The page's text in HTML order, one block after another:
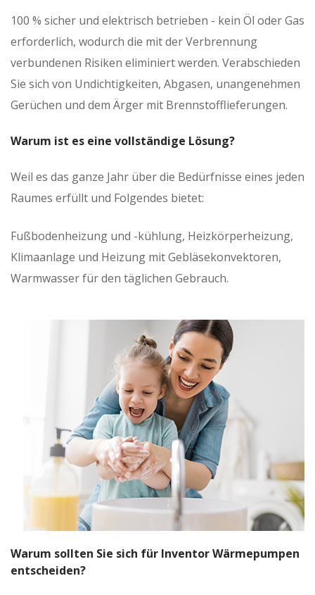
100 % sicher und elektrisch betrieben - kein Öl oder Gas
erforderlich, wodurch die mit der Verbrennung
verbundenen Risiken eliminiert werden. Verabschieden
Sie sich von Undichtigkeiten, Abgasen, unangenehmen
Gerüchen und dem Ärger mit Brennstofflieferungen.
Warum ist es eine vollständige Lösung?
Weil es das ganze Jahr über die Bedürfnisse eines jeden
Raumes erfüllt und Folgendes bietet:
Fußbodenheizung und -kühlung, Heizkörperheizung,
Klimaanlage und Heizung mit Gebläsekonvektoren,
Warmwasser für den täglichen Gebrauch.
Warum sollten Sie sich für Inventor Wärmepumpen
entscheiden?